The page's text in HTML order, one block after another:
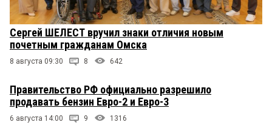
Сергей ШЕЛЕСТ вручил знаки отличия новым
почетным гражданам Омска
8 августа 09:30 8 642
Правительство РФ официально разрешило
продавать бензин Евро-2 и Евро-3
6 августа 14:00 9 1316